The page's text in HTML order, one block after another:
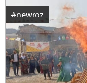
#newroz